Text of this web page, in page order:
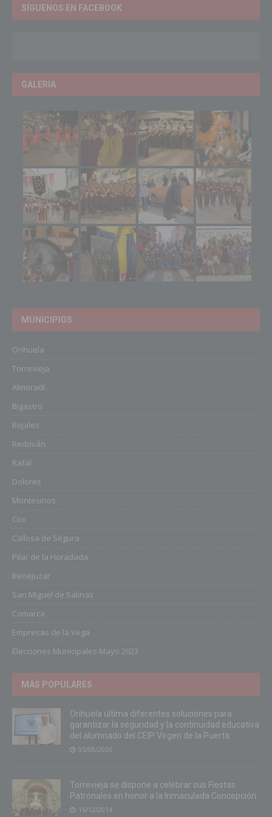
SÍGUENOS EN FACEBOOK
GALERIA
MUNICIPIOS
Orihuela
Torrevieja
Almoradí
Bigastro
Rojales
Redován
Rafal
Dolores
Montesinos
Cox
Callosa de Segura
Pilar de la Horadada
Benejuzar
San Miguel de Salinas
Comarca
Empresas de la Vega
Elecciones Municipales Mayo 2023
MÁS POPULARES
Orihuela ultima diferentes soluciones para
garantizar la seguridad y la continuidad educativa
del alumnado del CEIP Virgen de la Puerta
05/08/2026
Torrevieja se dispone a celebrar sus Fiestas
Patronales en honor a la Inmaculada Concepción
16/12/2014